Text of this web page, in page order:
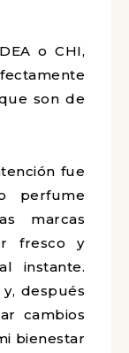
o CHI,
son de
fue
perfume
marcas
fresco y
instante.
después
cambios
bienestar